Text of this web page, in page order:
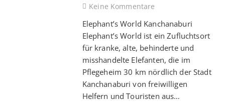
Keine Kommentare
Elephant’s World Kanchanaburi
Elephant’s World ist ein Zufluchtsort
für kranke, alte, behinderte und
misshandelte Elefanten, die im
Pflegeheim 30 km nördlich der Stadt
Kanchanaburi von freiwilligen
Helfern und Touristen aus…